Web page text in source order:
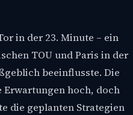
in der 23. Minute – ein
TOU und Paris in der
beeinflusste. Die
Erwartungen hoch, doch
die geplanten Strategien